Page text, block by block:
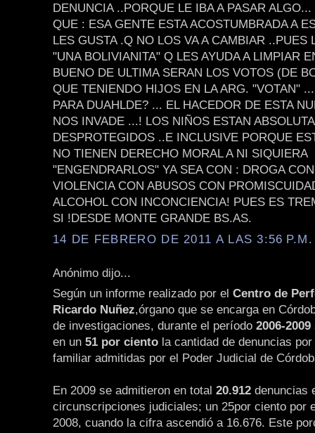
DENUNCIA ..PORQUE LE IBA A PASAR
QUE : ESA GENTE ESTA ACOSTUMBRADA A
LES GUSTA .Q NO LOS VA A CAMBIAR ..PUES
"UNA BOLIVIANITA" Q LES AYUDA A LIMPIAR
BUENO DE ULTIMA SERAN LOS VOTOS (DE
QUE TENIENDO HIJOS EN LA ARG. "VOTAN"
PARA DUAHLDE? ... EL HACEDOR DE ESTA
NOS INVADE ...! LOS NIÑOS ESTAN
DESPROTEGIDOS ..E INCLUSIVE PORQUE
NO TIENEN DERECHO MORAL A NI SIQUIERA
"ENGENDRARLOS" YA SEA CON : DROGA
VIOLENCIA CON ABUSOS CON
ALCOHOL CON INCONCIENCIA! PUES ES
SI !DESDE MONTE GRANDE BS.AS.
14 DE FEBRERO DE 2011 A LAS 3:56 P.M.
Anónimo dijo...
Según un informe realizado por el Centro de
Ricardo Nuñez,órgano que se encarga en
de investigaciones, durante el período 2006-2009
en un 51 por ciento la cantidad de denuncias
familiar admitidas por el Poder Judicial de
En 2009 se admitieron en total 20.912 denuncias
circunscripciones judiciales; un 25por ciento por
2008, cuando la cifra ascendió a 16.676. Este